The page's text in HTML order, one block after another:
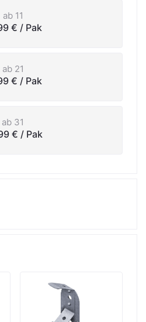
ab 11
€ / Pak
ab 21
€ / Pak
ab 31
€ / Pak